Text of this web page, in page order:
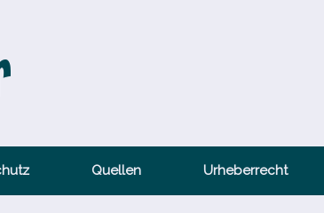
Quellen Urheberrecht